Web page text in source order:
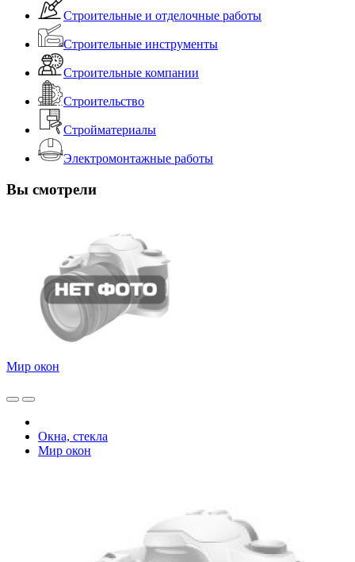
Строительные и отделочные работы
Строительные инструменты
Строительные компании
Строительство
Стройматериалы
Электромонтажные работы
Вы смотрели
Мир окон
Окна, стекла
Мир окон